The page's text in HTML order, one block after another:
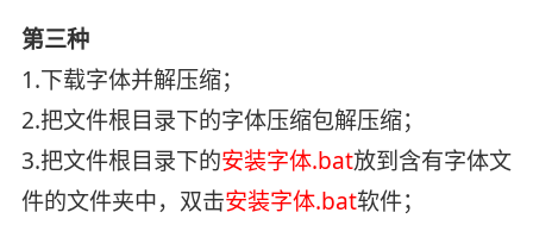
第三种
1.下载字体并解压缩；
2.把文件根目录下的字体压缩包解压缩；
3.把文件根目录下的安装字体.bat放到含有字体文
件的文件夹中，双击安装字体.bat软件；